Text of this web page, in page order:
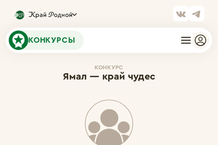
КОНКУРСЫ
КОНКУРС
Ямал — край чудес